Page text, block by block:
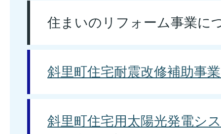
住まいのリフォーム事業に
斜里町住宅耐震改修補助事
斜里町住宅用太陽光発電シ